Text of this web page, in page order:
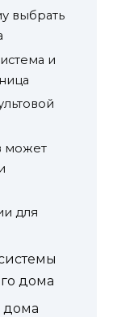
выбрать
и
может
для
дома
дома